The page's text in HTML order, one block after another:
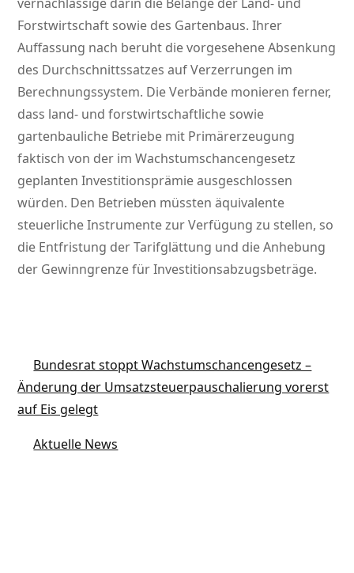
Forstwirtschaft sowie des Gartenbaus. Ihrer
Auffassung nach beruht die vorgesehene Absenkung
des Durchschnittssatzes auf Verzerrungen im
Berechnungssystem. Die Verbände monieren ferner,
dass land- und forstwirtschaftliche sowie
gartenbauliche Betriebe mit Primärerzeugung
faktisch von der im Wachstumschancengesetz
geplanten Investitionsprämie ausgeschlossen
würden. Den Betrieben müssten äquivalente
steuerliche Instrumente zur Verfügung zu stellen, so
die Entfristung der Tarifglättung und die Anhebung
der Gewinngrenze für Investitionsabzugsbeträge.
Bundesrat stoppt Wachstumschancengesetz –
Änderung der Umsatzsteuerpauschalierung vorerst
auf Eis gelegt
Aktuelle News